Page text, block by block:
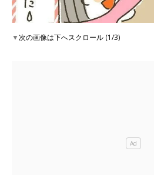
▼次の画像は下へスクロール (1/3)